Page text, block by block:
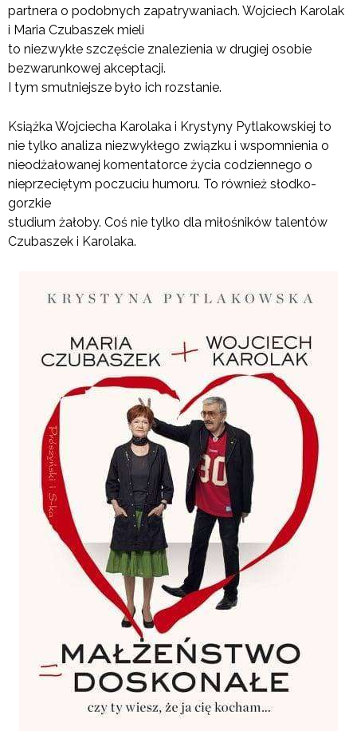
partnera o podobnych zapatrywaniach. Wojciech Karolak
i Maria Czubaszek mieli
to niezwykłe szczęście znalezienia w drugiej osobie
bezwarunkowej akceptacji.
I tym smutniejsze było ich rozstanie.
Książka Wojciecha Karolaka i Krystyny Pytlakowskiej to
nie tylko analiza niezwykłego związku i wspomnienia o
nieodżałowanej komentatorce życia codziennego o
nieprzeciętym poczuciu humoru. To również słodko-
gorzkie
studium żałoby. Coś nie tylko dla miłośników talentów
Czubaszek i Karolaka.